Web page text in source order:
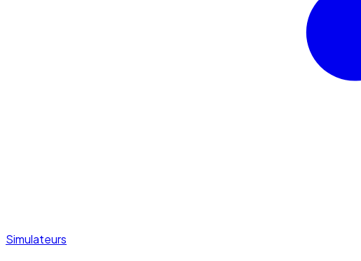
Simulateurs